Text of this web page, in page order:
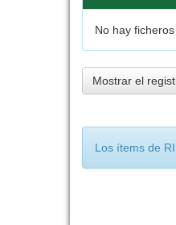
No hay
Mostrar el
Los ítems de